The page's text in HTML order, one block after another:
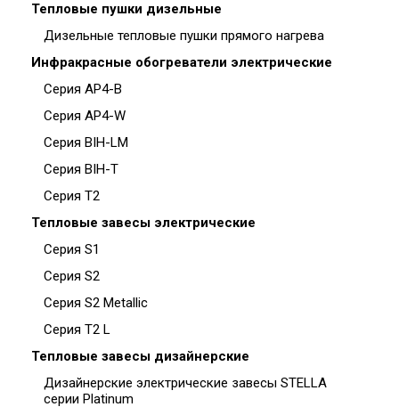
Тепловые пушки дизельные
Дизельные тепловые пушки прямого нагрева
Инфракрасные обогреватели электрические
Серия AP4-B
Серия AP4-W
Серия BIH-LM
Серия BIH-T
Серия T2
Тепловые завесы электрические
Серия S1
Серия S2
Серия S2 Metallic
Серия T2 L
Тепловые завесы дизайнерские
Дизайнерские электрические завесы STELLA
серии Platinum